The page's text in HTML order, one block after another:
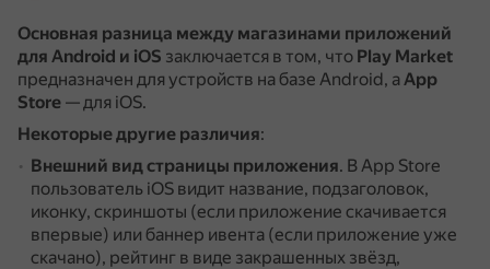
Основная разница между магазинами приложений
для Android и iOS заключается в том, что Play Market
предназначен для устройств на базе Android, аApp
Store — для iOS.
Некоторые другие различия:
Внешний вид страницы приложения. В App Store
пользователь iOS видит название, подзаголовок,
иконку, скриншоты (если приложение скачивается
впервые) или баннер ивента (если приложение уже
скачано), рейтинг в виде закрашенных звёзд,